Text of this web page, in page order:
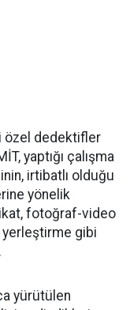
özel dedektifler
yaptığı çalışma
irtibatlı olduğu
yönelik
fotoğraf-video
yerleştirme gibi
yürütülen